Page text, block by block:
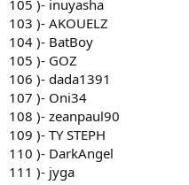
105 )- inuyasha
103 )- AKOUELZ
104 )- BatBoy
105 )- GOZ
106 )- dada1391
107 )- Oni34
108 )- zeanpaul90
109 )- TY STEPH
110 )- DarkAngel
111 )- jyga